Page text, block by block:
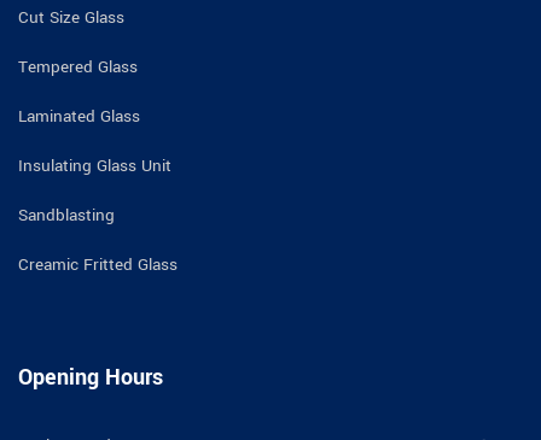
Cut Size Glass
Tempered Glass
Laminated Glass
Insulating Glass Unit
Sandblasting
Creamic Fritted Glass
Opening Hours